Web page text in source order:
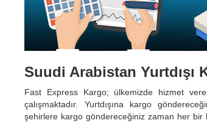
Suudi Arabistan Yurtdışı
Fast Express Kargo; ülkemizde hizmet
çalışmaktadır. Yurtdışına kargo
şehirlere kargo göndereceğiniz zaman her bir